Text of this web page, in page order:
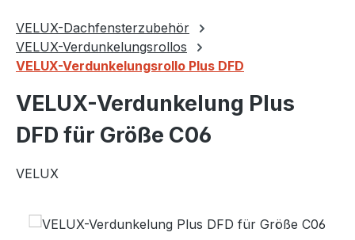
VELUX-Dachfensterzubehör
VELUX-Verdunkelungsrollos
VELUX-Verdunkelungsrollo Plus DFD
VELUX-Verdunkelung Plus
DFD für Größe C06
VELUX
Bildergalerie überspringen